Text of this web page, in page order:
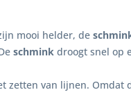
mooi helder, de
schmink droogt snel op
zetten van lijnen. Omdat